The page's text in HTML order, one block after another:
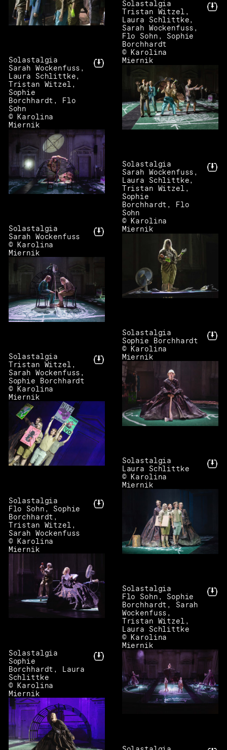
Solastalgia
Tristan Witzel,
Laura Schlittke,
Sarah Wockenfuss,
Flo Sohn, Sophie
Borchhardt
© Karolina
Miernik
Solastalgia
Sarah Wockenfuss,
Laura Schlittke,
Tristan Witzel,
Sophie
Borchhardt, Flo
Sohn
© Karolina
Miernik
Solastalgia
Sarah Wockenfuss,
Laura Schlittke,
Tristan Witzel,
Sophie
Borchhardt, Flo
Sohn
© Karolina
Miernik
Solastalgia
Sarah Wockenfuss
© Karolina
Miernik
Solastalgia
Sophie Borchhardt
© Karolina
Miernik
Solastalgia
Tristan Witzel,
Sarah Wockenfuss,
Sophie Borchhardt
© Karolina
Miernik
Solastalgia
Laura Schlittke
© Karolina
Miernik
Solastalgia
Flo Sohn, Sophie
Borchhardt,
Tristan Witzel,
Sarah Wockenfuss
© Karolina
Miernik
Solastalgia
Flo Sohn, Sophie
Borchhardt, Sarah
Wockenfuss,
Tristan Witzel,
Laura Schlittke
© Karolina
Miernik
Solastalgia
Sophie
Borchhardt, Laura
Schlittke
© Karolina
Miernik